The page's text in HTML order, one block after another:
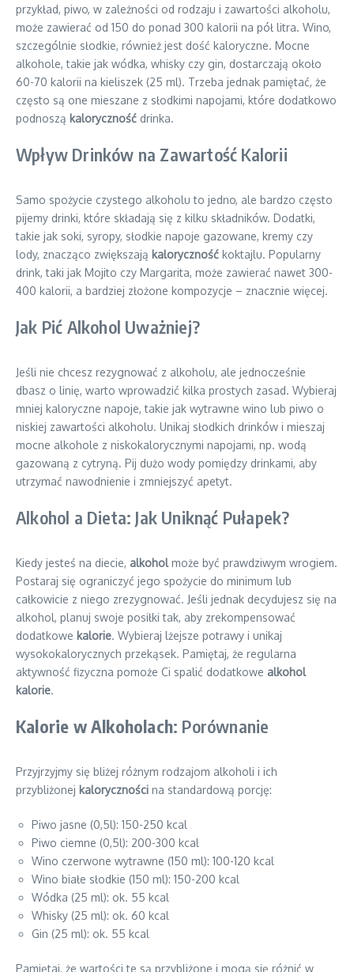
przykład, piwo, w zależności od rodzaju i zawartości alkoholu,
może zawierać od 150 do ponad 300 kalorii na pół litra. Wino,
szczególnie słodkie, również jest dość kaloryczne. Mocne
alkohole, takie jak wódka, whisky czy gin, dostarczają około
60-70 kalorii na kieliszek (25 ml). Trzeba jednak pamiętać, że
często są one mieszane z słodkimi napojami, które dodatkowo
podnoszą kaloryczność drinka.
Wpływ Drinków na Zawartość Kalorii
Samo spożycie czystego alkoholu to jedno, ale bardzo często
pijemy drinki, które składają się z kilku składników. Dodatki,
takie jak soki, syropy, słodkie napoje gazowane, kremy czy
lody, znacząco zwiększają kaloryczność koktajlu. Popularny
drink, taki jak Mojito czy Margarita, może zawierać nawet 300-
400 kalorii, a bardziej złożone kompozycje – znacznie więcej.
Jak Pić Alkohol Uważniej?
Jeśli nie chcesz rezygnować z alkoholu, ale jednocześnie
dbasz o linię, warto wprowadzić kilka prostych zasad. Wybieraj
mniej kaloryczne napoje, takie jak wytrawne wino lub piwo o
niskiej zawartości alkoholu. Unikaj słodkich drinków i mieszaj
mocne alkohole z niskokalorycznymi napojami, np. wodą
gazowaną z cytryną. Pij dużo wody pomiędzy drinkami, aby
utrzymać nawodnienie i zmniejszyć apetyt.
Alkohol a Dieta: Jak Uniknąć Pułapek?
Kiedy jesteś na diecie, alkoholmoże być prawdziwym wrogiem.
Postaraj się ograniczyć jego spożycie do minimum lub
całkowicie z niego zrezygnować. Jeśli jednak decydujesz się na
alkohol, planuj swoje posiłki tak, aby zrekompensować
dodatkowe kalorie. Wybieraj lżejsze potrawy i unikaj
wysokokalorycznych przekąsek. Pamiętaj, że regularna
aktywność fizyczna pomoże Ci spalić dodatkowe alkohol
kalorie.
Kalorie w Alkoholach: Porównanie
Przyjrzyjmy się bliżej różnym rodzajom alkoholi i ich
przybliżonej kaloryczności na standardową porcję:
Piwo jasne (0,5l): 150-250 kcal
Piwo ciemne (0,5l): 200-300 kcal
Wino czerwone wytrawne (150 ml): 100-120 kcal
Wino białe słodkie (150 ml): 150-200 kcal
Wódka (25 ml): ok. 55 kcal
Whisky (25 ml): ok. 60 kcal
Gin (25 ml): ok. 55 kcal
Pamiętaj, że wartości te są przybliżone i mogą się różnić w